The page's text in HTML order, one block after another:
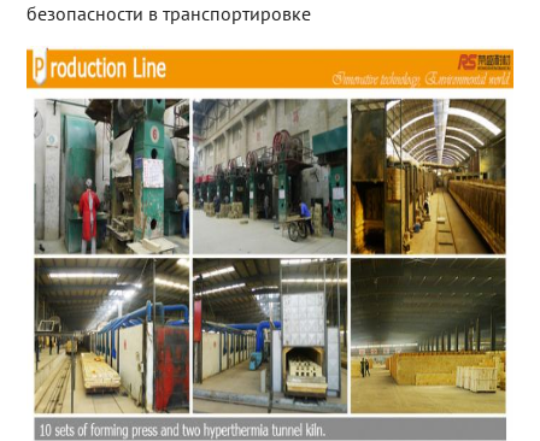
безопасности в транспортировке